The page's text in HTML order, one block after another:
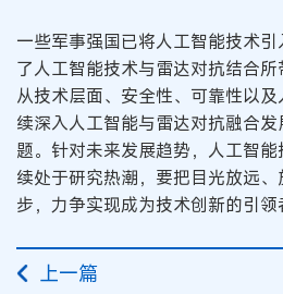
一些军事强国已将人工智能技术
了人工智能技术与雷达对抗结合所
从技术层面、安全性、可靠性以
续深入人工智能与雷达对抗融合
题。针对未来发展趋势，人工智
续处于研究热潮，要把目光放远
步，力争实现成为技术创新的引领
上一篇